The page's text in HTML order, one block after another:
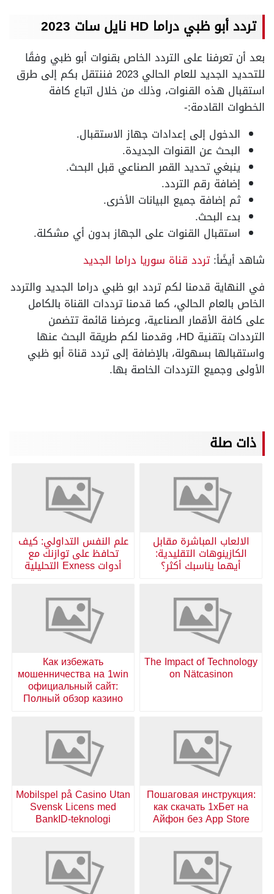
تردد أبو ظبي دراما HD نايل سات 2023
بعد أن تعرفنا على التردد الخاص بقنوات أبو ظبي وفقًا
للتحديد الجديد للعام الحالي 2023 فننتقل بكم إلى طرق
استقبال هذه القنوات، وذلك من خلال اتباع كافة
الخطوات القادمة:-
الدخول إلى إعدادات جهاز الاستقبال.
البحث عن القنوات الجديدة.
ينبغي تحديد القمر الصناعي قبل البحث.
إضافة رقم التردد.
ثم إضافة جميع البيانات الأخرى.
بدء البحث.
استقبال القنوات على الجهاز بدون أي مشكلة.
شاهد أيضًأ:تردد قناة سوريا دراما الجديد
في النهاية قدمنا لكم تردد ابو ظبي دراما الجديد والتردد
الخاص بالعام الحالي، كما قدمنا ترددات القناة بالكامل
على كافة الأقمار الصناعية، وعرضنا قائمة تتضمن
الترددات بتقنية HD، وقدمنا لكم طريقة البحث عنها
واستقبالها بسهولة، بالإضافة إلى تردد قناة أبو ظبي
الأولى وجميع الترددات الخاصة بها.
ذات صلة
الالعاب المباشرة مقابل
الكازينوهات التقليدية:
أيهما يناسبك أكثر؟
علم النفس التداولي: كيف
تحافظ على توازنك مع
أدوات Exness التحليلية
The Impact of Technology
on Nätcasinon
Как избежать
мошенничества на 1win
официальный сайт:
Полный обзор казино
Пошаговая инструкция:
как скачать 1хБет на
Айфон без App Store
Mobilspel på Casino Utan
Svensk Licens med
BankID-teknologi